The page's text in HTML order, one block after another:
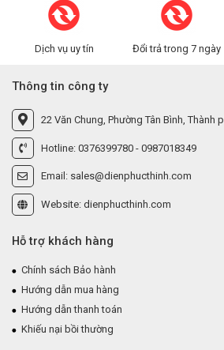
Dịch vụ uy tín Đổi trả trong 7 ngày
Thông tin công ty
22 Văn Chung, Phường Tân Bình, Thành
Hotline: 0376399780 - 0987018349
Email: sales@dienphucthinh.com
Website: dienphucthinh.com
Hỗ trợ khách hàng
Chính sách Bảo hành
Hướng dẫn mua hàng
Hướng dẫn thanh toán
Khiếu nại bồi thường